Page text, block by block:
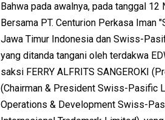
Bahwa pada awalnya, pada tanggal
Bersama PT. Centurion Perkasa
Jawa Timur Indonesia dan Swiss-
yang ditanda tangani oleh terdakwa
saksi FERRY ALFRITS SANGEROKI
(Chairman & President Swiss-Pasific
Operations & Development Swiss-